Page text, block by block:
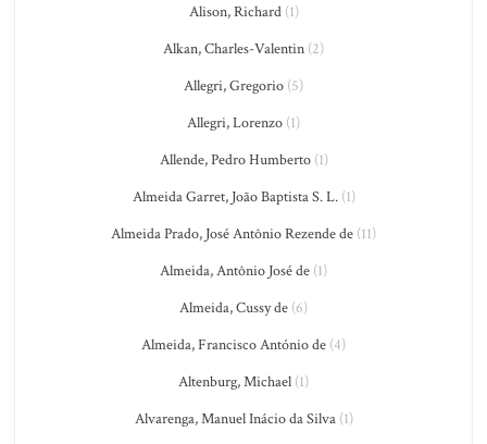
Alison, Richard(1)
Alkan, Charles-Valentin (2)
Allegri, Gregorio (5)
Allegri, Lorenzo (1)
Allende, Pedro Humberto(1)
Almeida Garret, João Baptista S. L.(1)
Almeida Prado, José Antônio Rezende de (11)
Almeida, Antônio José de (1)
Almeida, Cussy de (6)
Almeida, Francisco António de (4)
Altenburg, Michael (1)
Alvarenga, Manuel Inácio da Silva(1)